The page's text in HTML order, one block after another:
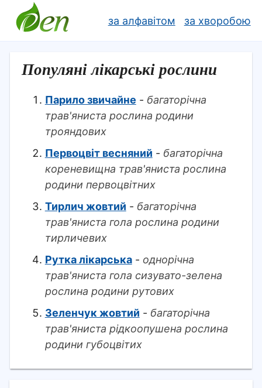
за алфавітом за хворобою
Популяні лікарські рослини
Парило звичайне - багаторічна
трав'яниста рослина родини
трояндових
Первоцвіт весняний - багаторічна
кореневищна трав'яниста рослина
родини первоцвітних
Тирлич жовтий - багаторічна
трав'яниста гола рослина родини
тирличевих
Рутка лікарська- однорічна
трав'яниста гола сизувато-зелена
рослина родини рутових
Зеленчук жовтий - багаторічна
трав'яниста рідкоопушена рослина
родини губоцвітих